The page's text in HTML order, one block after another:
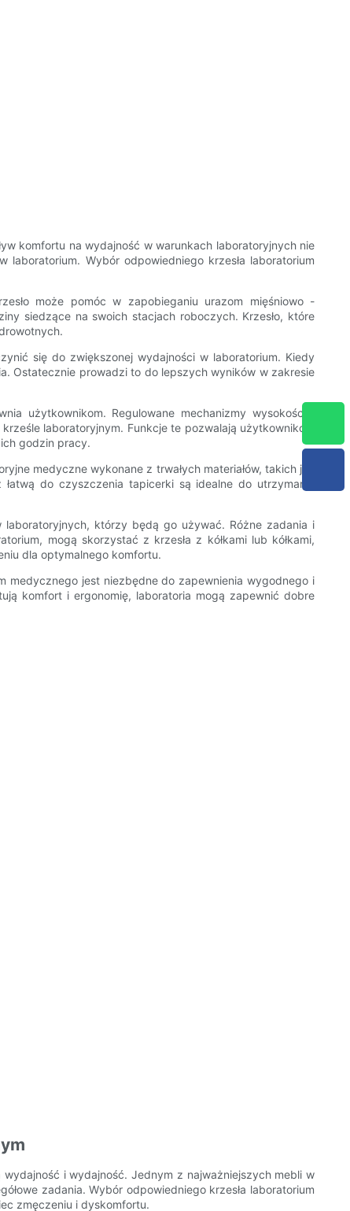
komfortu na wydajność w warunkach laboratoryjnych nie
Wybór odpowiedniego krzesła laboratorium
może pomóc w zapobieganiu urazom mięśniowo -
siedzące na swoich stacjach roboczych. Krzesło, które
się do zwiększonej wydajności w laboratorium. Kiedy
Ostatecznie prowadzi to do lepszych wyników w zakresie
użytkownikom. Regulowane mechanizmy wysokości i
laboratoryjnym. Funkcje te pozwalają użytkownikom
godzin pracy.
medyczne wykonane z trwałych materiałów, takich jak
do czyszczenia tapicerki są idealne do utrzymania
którzy będą go używać. Różne zadania i
mogą skorzystać z krzesła z kółkami lub kółkami,
dla optymalnego komfortu.
medycznego jest niezbędne do zapewnienia wygodnego i
komfort i ergonomię, laboratoria mogą zapewnić dobre
i wydajność. Jednym z najważniejszych mebli w
zadania. Wybór odpowiedniego krzesła laboratorium
zmęczeniu i dyskomfortu.